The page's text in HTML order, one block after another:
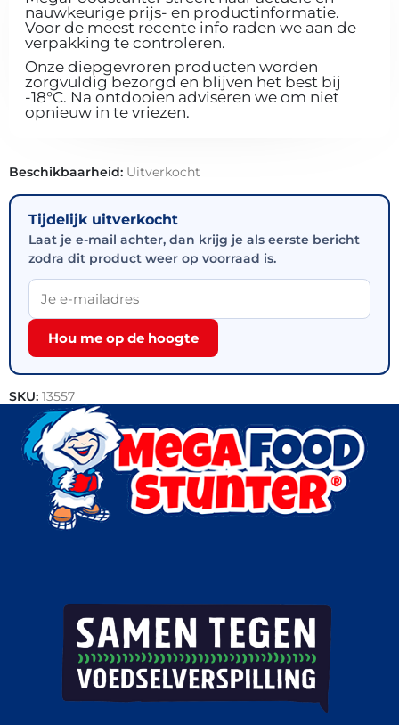
nauwkeurige prijs- en productinformatie.
Voor de meest recente info raden we aan de
verpakking te controleren.
Onze diepgevroren producten worden
zorgvuldig bezorgd en blijven het best bij
-18°C. Na ontdooien adviseren we om niet
opnieuw in te vriezen.
Beschikbaarheid: Uitverkocht
Tijdelijk uitverkocht
Laat je e-mail achter, dan krijg je als eerste bericht
zodra dit product weer op voorraad is.
Hou me op de hoogte
SKU: 13557
Categorieën:Bakkerij